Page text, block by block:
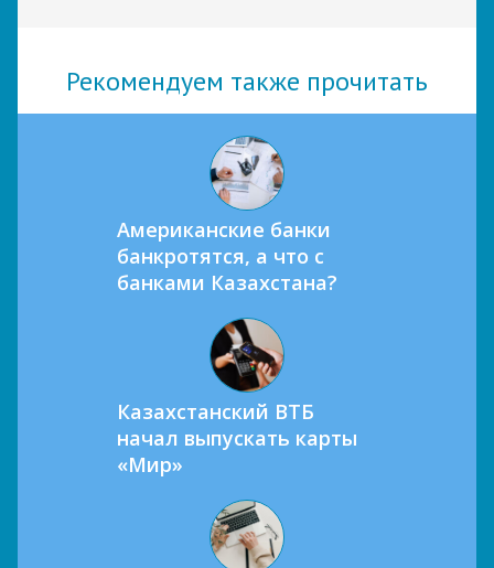
Рекомендуем также прочитать
Американские банки
банкротятся, а что с
банками Казахстана?
Казахстанский ВТБ
начал выпускать карты
«Мир»